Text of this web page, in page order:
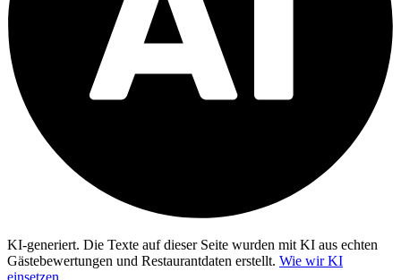
KI-generiert. Die Texte auf dieser Seite wurden mit KI aus echten
Gästebewertungen und Restaurantdaten erstellt. Wie wir KI
einsetzen